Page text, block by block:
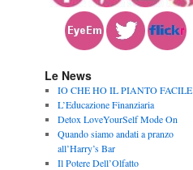
Le News
IO CHE HO IL PIANTO FACILE
L’Educazione Finanziaria
Detox LoveYourSelf Mode On
Quando siamo andati a pranzo
all’Harry’s Bar
Il Potere Dell’Olfatto